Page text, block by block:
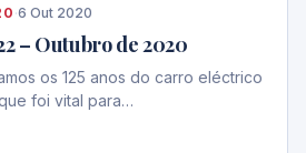
·6 Out 2020
– Outubro de 2020
os 125 anos do carro eléctrico
foi vital para…